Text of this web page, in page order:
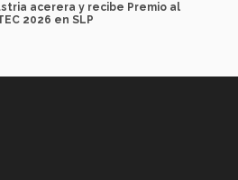
acerera y recibe Premio al
2026 en SLP